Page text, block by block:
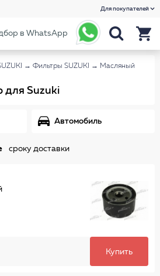
Для покупателей
в WhatsApp
→ Фильтры SUZUKI → Масляный
для Suzuki
Автомобиль
сроку доставки
Купить